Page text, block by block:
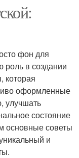
фон для
роль в создании
оформленные
улучшать
состояние
основные советы
и